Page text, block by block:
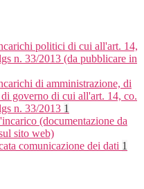
politici di cui all'art. 14,
n. 33/2013 (da pubblicare in
di amministrazione, di
governo di cui all'art. 14, co.
n. 33/2013 1
(documentazione da
sito web)
comunicazione dei dati 1